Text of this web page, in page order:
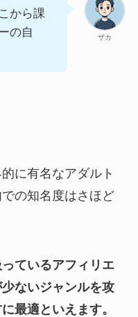
ザカ
から課
の自
に有名なアダルト
の知名度はさほど
ているアフィリエ
ないジャンルを攻
最適といえます。